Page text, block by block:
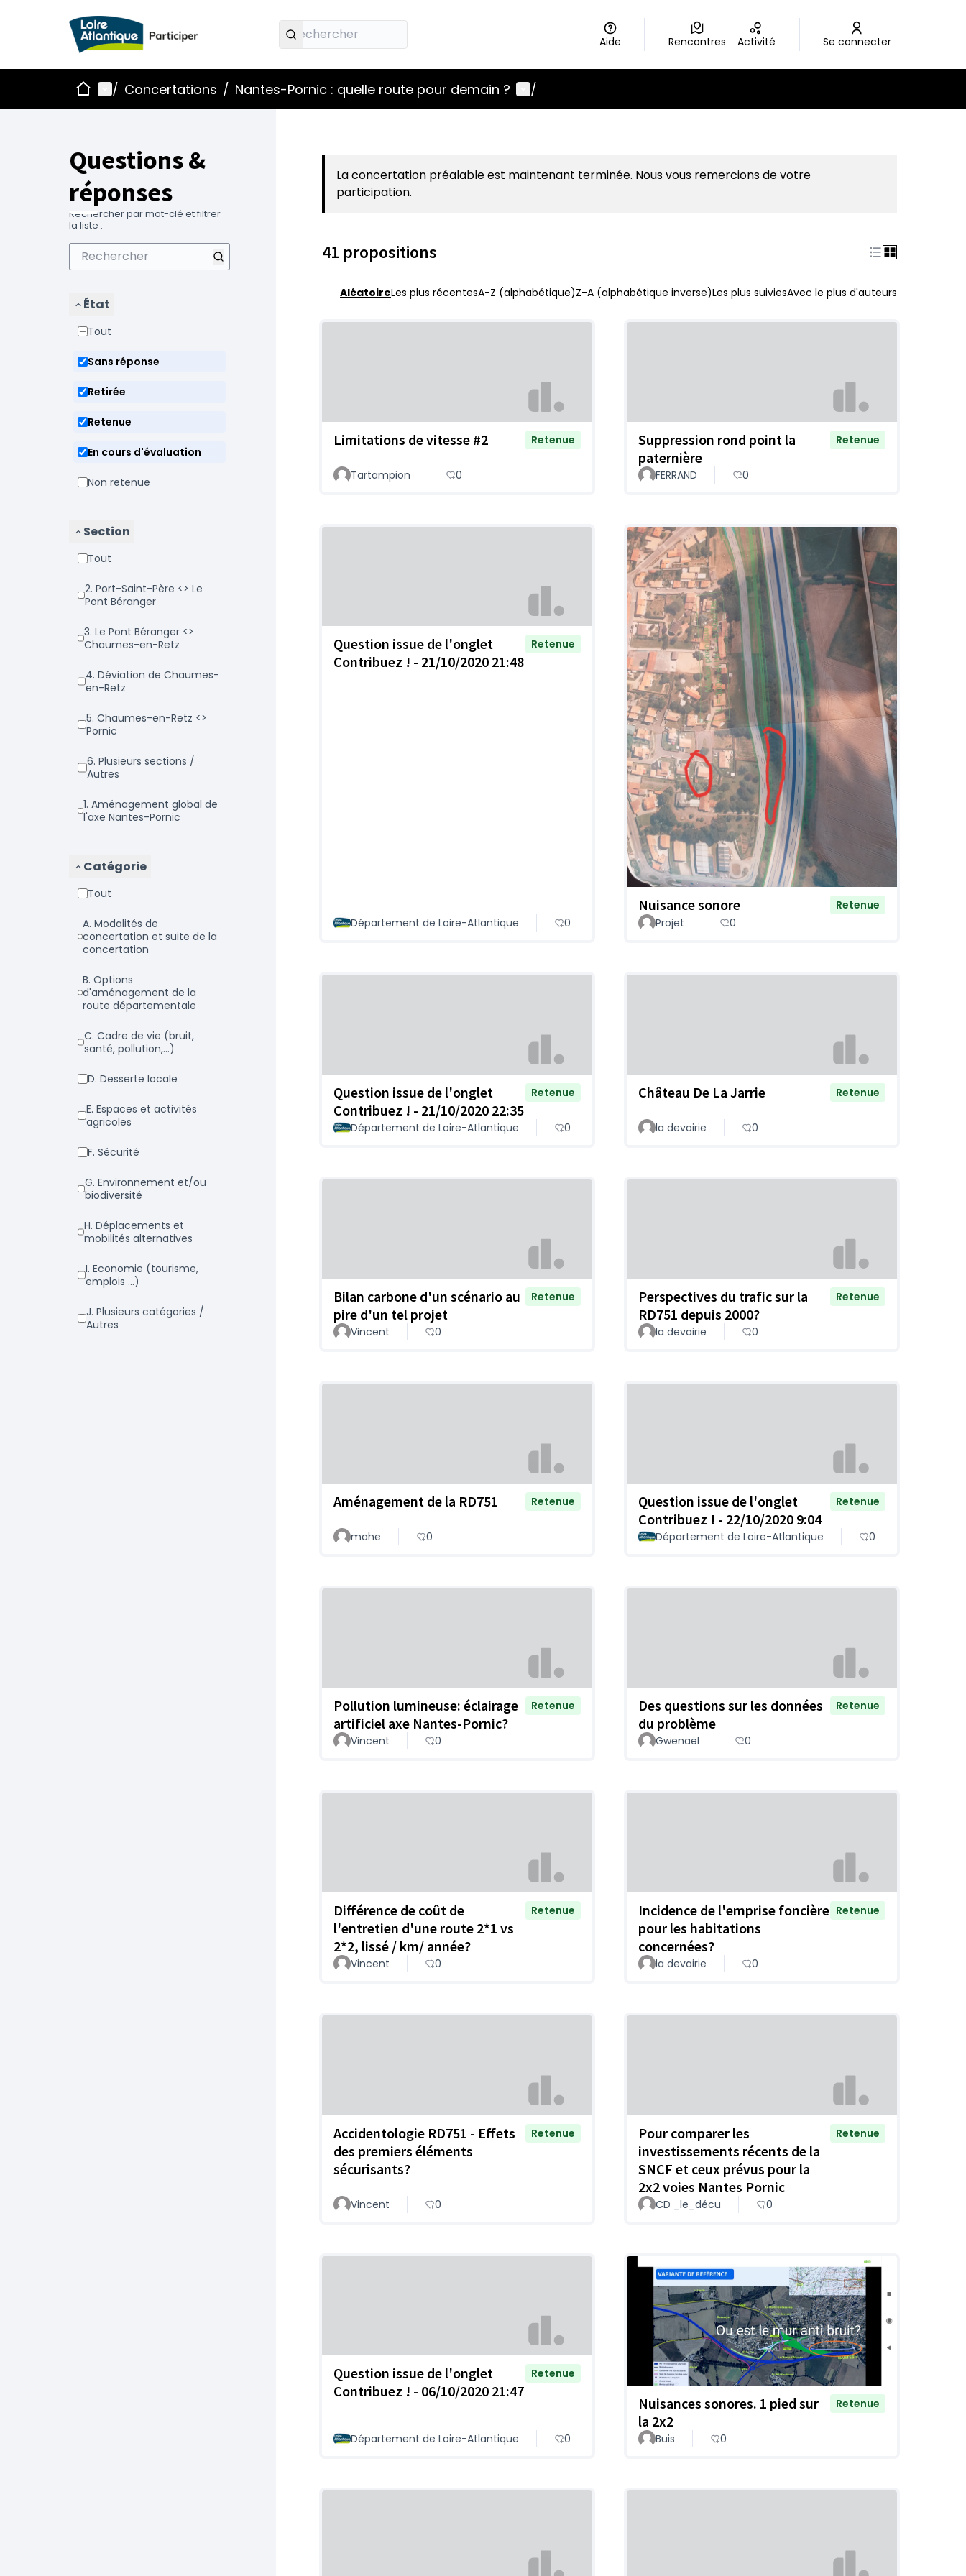
Aide Rencontres Activité Se connecter
AccueilMenu principal
/ Concertations / Nantes-Pornic : quelle route pour demain ? Menu utilisateur
/
Questions &
réponses
Rechercher par mot-clé et filtrer
la liste .
État
Tout
Sans réponse
Retirée
Retenue
En cours d'évaluation
Non retenue
Section
Tout
2. Port-Saint-Père <> Le
Pont Béranger
3. Le Pont Béranger <>
Chaumes-en-Retz
4. Déviation de Chaumes-
en-Retz
5. Chaumes-en-Retz <>
Pornic
6. Plusieurs sections /
Autres
1. Aménagement global de
l'axe Nantes-Pornic
Catégorie
Tout
a. Modalités de
concertation et suite de la
concertation
b. Options
d'aménagement de la
route départementale
c. Cadre de vie (bruit,
santé, pollution,...)
d. Desserte locale
e. Espaces et activités
agricoles
f. Sécurité
g. Environnement et/ou
biodiversité
h. Déplacements et
mobilités alternatives
i. Economie (tourisme,
emplois ...)
j. Plusieurs catégories /
Autres
La concertation préalable est maintenant terminée. Nous vous remercions de votre
participation.
41 propositions
AléatoireLes plus récentesA-Z (alphabétique)Z-A (alphabétique inverse)Les plus suiviesAvec le plus d'auteurs
Limitations de vitesse #2 Retenue
Tartampion 0
Suppression rond point la
paternière
Retenue
FERRAND 0
Question issue de l'onglet
Contribuez ! - 21/10/2020 21:48
Retenue
Département de Loire-Atlantique 0
Nuisance sonore
Retenue
Projet
0
Question issue de l'onglet
Contribuez ! - 21/10/2020 22:35
Retenue
Département de Loire-Atlantique 0
Château De La Jarrie Retenue
la devairie 0
Bilan carbone d'un scénario au
pire d'un tel projet
Retenue
Vincent 0
Perspectives du trafic sur la
RD751 depuis 2000?
Retenue
la devairie 0
Aménagement de la RD751 Retenue
mahe 0
Question issue de l'onglet
Contribuez ! - 22/10/2020 9:04
Retenue
Département de Loire-Atlantique 0
Pollution lumineuse: éclairage
artificiel axe Nantes-Pornic?
Retenue
Vincent 0
Des questions sur les données
du problème
Retenue
Gwenaël 0
Différence de coût de
l'entretien d'une route 2*1 vs
2*2, lissé / km/ année?
Retenue
Vincent 0
Incidence de l'emprise foncière
pour les habitations
concernées?
Retenue
la devairie 0
Accidentologie RD751 - Effets
des premiers éléments
sécurisants?
Retenue
Vincent 0
Pour comparer les
investissements récents de la
SNCF et ceux prévus pour la
2x2 voies Nantes Pornic
Retenue
CD _le_décu 0
Question issue de l'onglet
Contribuez ! - 06/10/2020 21:47
Retenue
Département de Loire-Atlantique 0
Nuisances sonores. 1 pied sur
la 2x2
Retenue
Buis 0